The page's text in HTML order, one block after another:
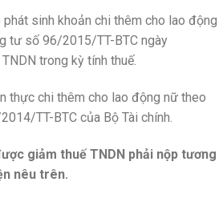
sinh khoản chi thêm cho lao động
tư số 96/2015/TT-BTC ngày
trong kỳ tính thuế.
thực chi thêm cho lao động nữ theo
TT-BTC của Bộ Tài chính.
giảm thuế TNDN phải nộp tương
nêu trên.